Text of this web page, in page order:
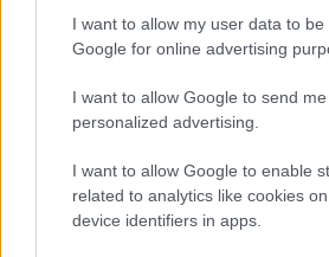
I want to allow my user data to be
Google for online advertising
I want to allow Google to send me
personalized advertising.
I want to allow Google to enable
related to analytics like cookies
device identifiers in apps.
Előző cikk
Martínon nem változtat a
tabella állása, Bezzecchi pár
napja azt sem tudta, hogy
versenyezhet-e